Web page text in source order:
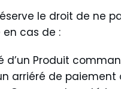
le droit de ne
cas de :
d’un Produit
arriéré de paiement